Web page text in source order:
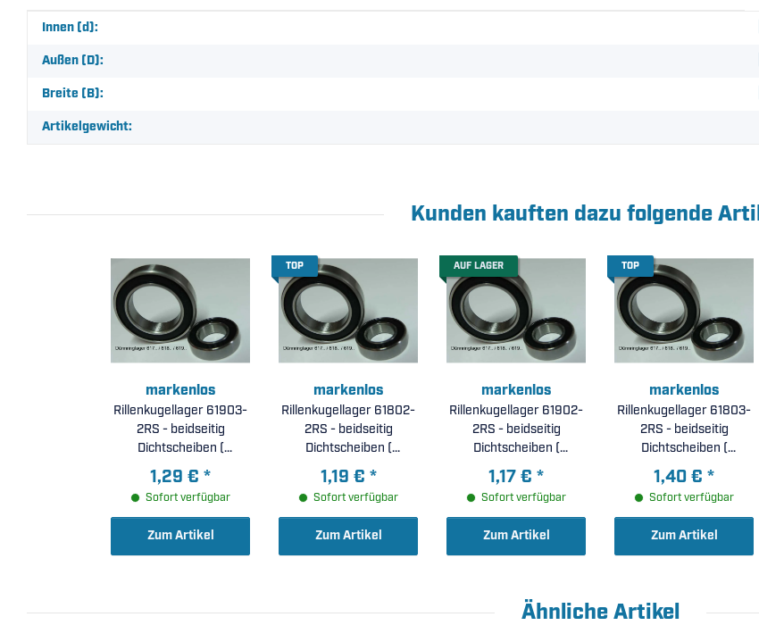
Produkteigenschaft
Wert
Innen (d):
Außen (D):
Breite (B):
Artikelgewicht:
Kunden kauften dazu folgende
markenlos
Rillenkugellager 61903-
2RS - beidseitig
Dichtscheiben (
17x30x7mm )
1,29 € *
Sofort verfügbar
Zum Artikel
TOP
markenlos
Rillenkugellager 61802-
2RS - beidseitig
Dichtscheiben (
15x24x5mm )
1,19 € *
Sofort verfügbar
Zum Artikel
AUF LAGER
markenlos
Rillenkugellager 61902-
2RS - beidseitig
Dichtscheiben (
15x28x7mm )
1,17 € *
Sofort verfügbar
Zum Artikel
TOP
markenlos
Rillenkugellager 61803-
2RS - beidseitig
Dichtscheiben (
17x26x5mm )
1,40 € *
Sofort verfügbar
Zum Artikel
Ähnliche Artikel